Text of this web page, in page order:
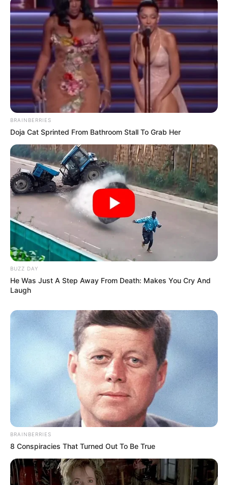
BRAINBERRIES
Doja Cat Sprinted From Bathroom Stall To Grab Her
BUZZ DAY
He Was Just A Step Away From Death: Makes You Cry And
Laugh
BRAINBERRIES
8 Conspiracies That Turned Out To Be True